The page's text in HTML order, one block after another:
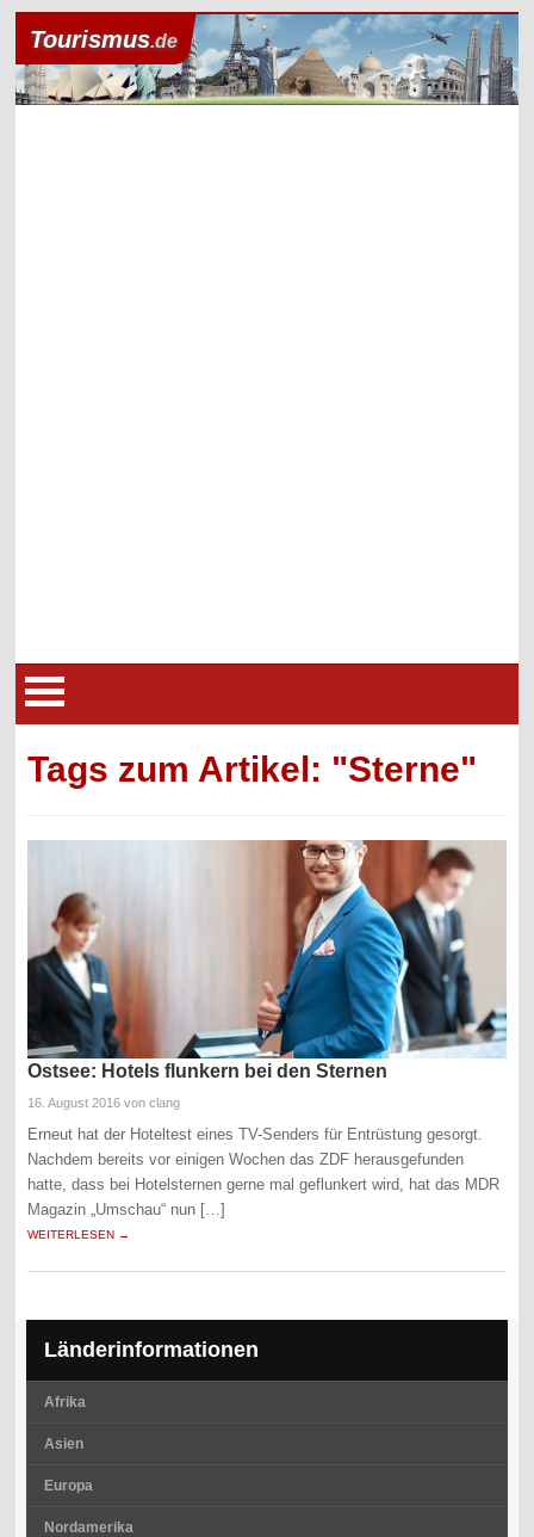
Tourismus.de
Tags zum Artikel: "Sterne"
Ostsee: Hotels flunkern bei den Sternen
16. August 2016 von clang
Erneut hat der Hoteltest eines TV-Senders für Entrüstung gesorgt.
Nachdem bereits vor einigen Wochen das ZDF herausgefunden
hatte, dass bei Hotelsternen gerne mal geflunkert wird, hat das MDR
Magazin „Umschau“ nun […]
WEITERLESEN →
Länderinformationen
Afrika
Asien
Europa
Nordamerika